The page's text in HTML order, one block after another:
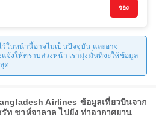
จอง
ในหน้านี้อาจไม่เป็นปัจจุบัน และอาจ
จ้งให้ทราบล่วงหน้า เรามุ่งมั่นที่จะให้ข้อมูล
ด
Airlines ข้อมูลเที่ยวบินจาก
ท ชาห์จาลาล ไปยัง ท่าอากาศยาน